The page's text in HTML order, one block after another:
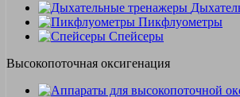
Пикфлуометры
Спейсеры
Высокопоточная оксигенация